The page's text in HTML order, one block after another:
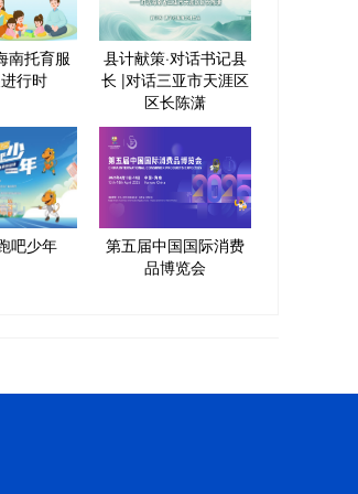
南托育服
行时
县计献策·对话书记县
长 |对话三亚市天涯区
区长陈潇
吧少年
第五届中国国际消费
品博览会